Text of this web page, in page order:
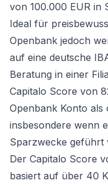
von 100.000 EUR in
Ideal für
Openbank jedoch
auf eine deutsche
Beratung in einer
Capitalo Score von
Openbank Konto als
insbesondere wenn
Sparzwecke geführt
Der Capitalo Score
basiert auf über 40